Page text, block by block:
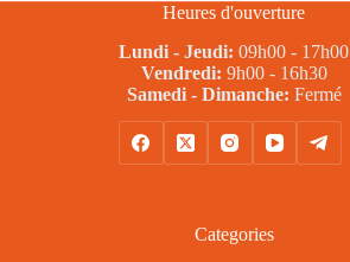
Heures d'ouverture
Lundi - Jeudi: 09h00 - 17h00
Vendredi: 9h00 - 16h30
Samedi - Dimanche: Fermé
Categories